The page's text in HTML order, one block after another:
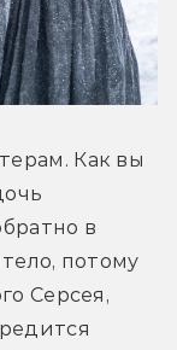
Как вы
в
потому
Серсея,